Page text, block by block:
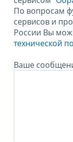
По вопросам
сервисов и
России Вы
технической
Ваше